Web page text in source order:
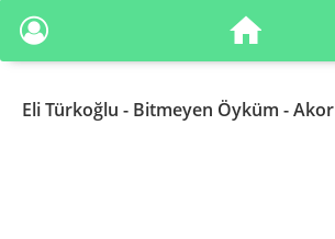
Eli Türkoğlu - Bitmeyen Öyküm - Akor